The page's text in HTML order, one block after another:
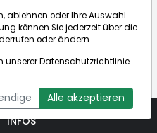
nicht gefunden
INFOS
ablehnen oder Ihre Auswahl
können Sie jederzeit über die
oder ändern.
unsererDatenschutzrichtlinie.
Alle akzeptieren